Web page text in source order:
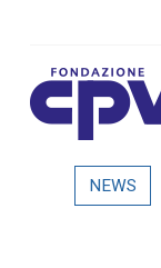
Bando
NEWS